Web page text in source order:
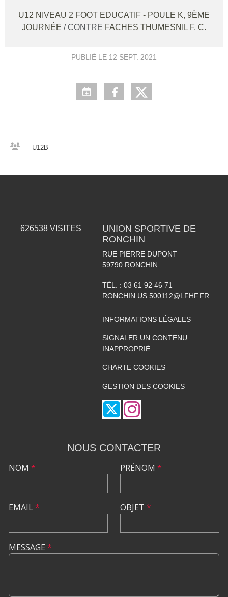
U12 NIVEAU 2 FOOT EDUCATIF - POULE K, 9ÈME
JOURNÉE / CONTRE FACHES THUMESNIL F. C.
PUBLIÉ LE 12 SEPT. 2021
U12B
626538 VISITES
UNION SPORTIVE DE
RONCHIN
RUE PIERRE DUPONT
59790 RONCHIN
TÉL. : 03 61 92 46 71
RONCHIN.US.500112@LFHF.FR
INFORMATIONS LÉGALES
SIGNALER UN CONTENU
INAPPROPRIÉ
CHARTE COOKIES
GESTION DES COOKIES
NOUS CONTACTER
NOM *
EMAIL*
PRÉNOM *
OBJET *
MESSAGE *